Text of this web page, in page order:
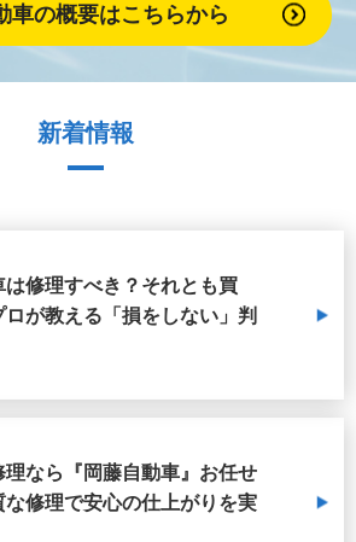
車の概要はこちらから
新着情報
は修理すべき？それとも買
が教える「損をしない」判
理なら『岡藤自動車』お任せ
な修理で安心の仕上がりを実